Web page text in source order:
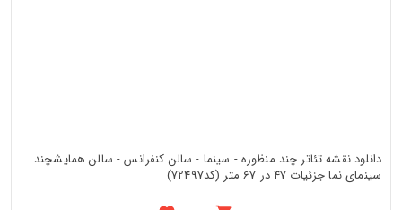
دانلود نقشه تئاتر چند منظوره - سینما - سالن کنفرانس - سالن همایشچند
سینمای نما جزئیات 47 در 67 متر (کد72497)